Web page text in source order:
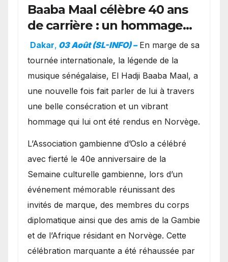
Baaba Maal célèbre 40 ans
de carrière : un hommage
exceptionnel à Oslo en
présence de la famille
royale.
Dakar, 03 Août (SL-INFO) – ​En marge de sa
tournée internationale, la légende de la
musique sénégalaise, El Hadji Baaba Maal, a
une nouvelle fois fait parler de lui à travers
une belle consécration et un vibrant
hommage qui lui ont été rendus en Norvège.
​L’Association gambienne d’Oslo a célébré
avec fierté le 40e anniversaire de la
Semaine culturelle gambienne, lors d’un
événement mémorable réunissant des
invités de marque, des membres du corps
diplomatique ainsi que des amis de la Gambie
et de l’Afrique résidant en Norvège. Cette
célébration marquante a été réhaussée par